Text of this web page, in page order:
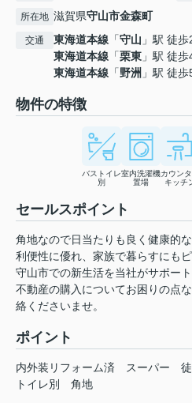
所在地 滋賀県守山市金森町
交通 東海道本線 「守山 」駅 徒
東海道本線 「栗東 」駅 徒
東海道本線 「野洲 」駅 徒
物件の特徴
バストイレ
別
室内洗濯機
置場
カウン
キッチ
セールスポイント
角地なので日当たりも良く健康的
利便性に優れ、家族で暮らすにも
守山市での新生活を当社がサポート
不動産の購入についてお困りの点
絡くださいませ。
ポイント
内外装リフォーム済 スーパー
トイレ別
角地